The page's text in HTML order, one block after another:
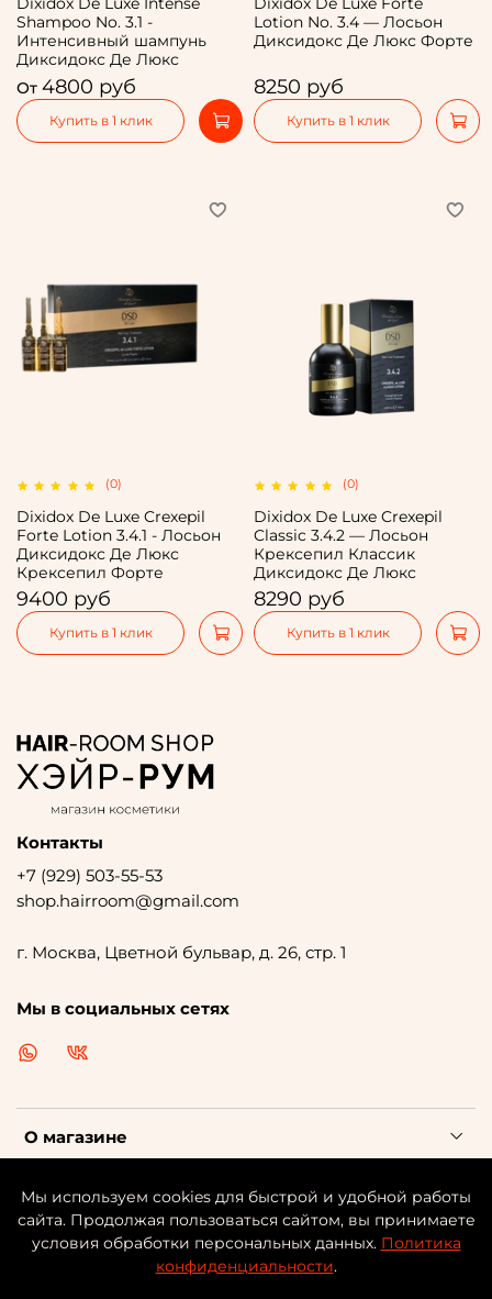
Shampoo No. 3.1 -
Интенсивный шампунь
Диксидокс Де Люкс
От 4800 руб
Купить в 1 клик
Lotion No. 3.4 — Лосьон
Диксидокс Де Люкс Форте
8250 руб
Купить в 1 клик
(0)
Dixidox De Luxe Crexepil
Forte Lotion 3.4.1 - Лосьон
Диксидокс Де Люкс
Крексепил Форте
9400 руб
Купить в 1 клик
(0)
Dixidox De Luxe Crexepil
Classic 3.4.2 — Лосьон
Крексепил Классик
Диксидокс Де Люкс
8290 руб
Купить в 1 клик
О магазине
Клиентам
Каталог косметики
Контакты
+7 (929) 503-55-53
shop.hairroom@gmail.com
г. Москва, Цветной бульвар, д. 26, стр. 1
Мы в социальных сетях
Мы используем cookies для быстрой и удобной работы
сайта. Продолжая пользоваться сайтом, вы принимаете
условия обработки персональных данных. Политика
конфиденциальности.